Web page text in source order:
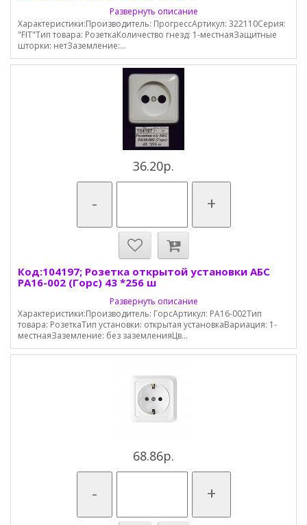
Развернуть описание
Характеристики:Производитель: ПрогрессАртикул: 322110Серия:
"FIT"Тип товара: РозеткаКоличество гнезд: 1-местнаяЗащитные
шторки: нетЗаземление:...
36.20р.
- +
Код:104197; Розетка открытой установки АБС
РА16-002 (Горс) 43 *256 ш
Развернуть описание
Характеристики:Производитель: ГорсАртикул: РА16-002Тип
товара: РозеткаТип установки: открытая установкаВариация: 1-
местнаяЗаземление: без заземленияЦв...
68.86р.
- +